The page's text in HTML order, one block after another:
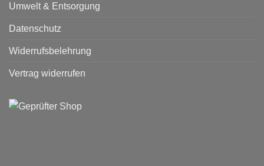
Umwelt & Entsorgung
Datenschutz
Widerrufsbelehrung
Vertrag widerrufen